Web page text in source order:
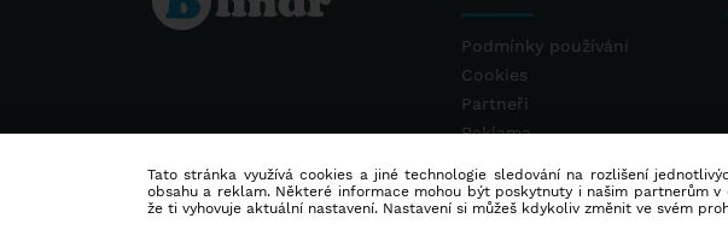
Podmínky používání
Cookies
Partneři
Reklama
Tato stránka využívá cookies a jiné technologie sledování na rozlišení
obsahu a reklam. Některé informace mohou být poskytnuty i našim partnerům
že ti vyhovuje aktuální nastavení. Nastavení si můžeš kdykoliv změnit ve svém